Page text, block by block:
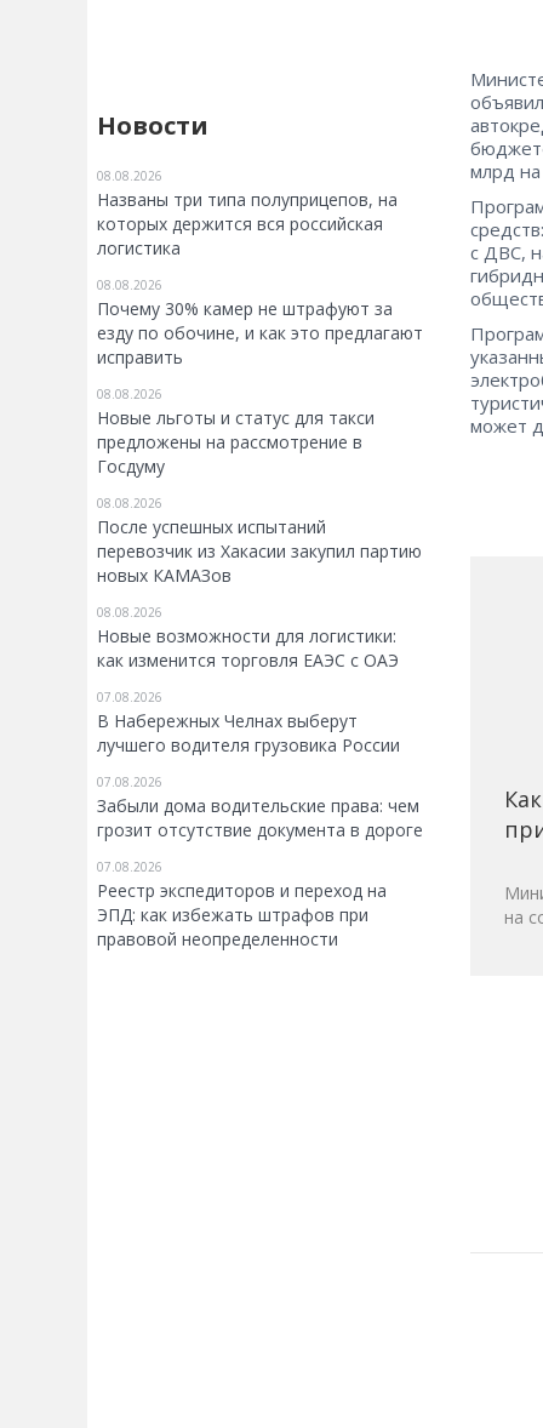
Новости
08.08.2026
Названы три типа полуприцепов, на
которых держится вся российская
логистика
08.08.2026
Почему 30% камер не штрафуют за
езду по обочине, и как это предлагают
исправить
08.08.2026
Новые льготы и статус для такси
предложены на рассмотрение в
Госдуму
08.08.2026
После успешных испытаний
перевозчик из Хакасии закупил партию
новых КАМАЗов
08.08.2026
Новые возможности для логистики:
как изменится торговля ЕАЭС с ОАЭ
07.08.2026
В Набережных Челнах выберут
лучшего водителя грузовика России
07.08.2026
Забыли дома водительские права: чем
грозит отсутствие документа в дороге
07.08.2026
Реестр экспедиторов и переход на
ЭПД: как избежать штрафов при
правовой неопределенности
млрд на
с ДВС,
может
на